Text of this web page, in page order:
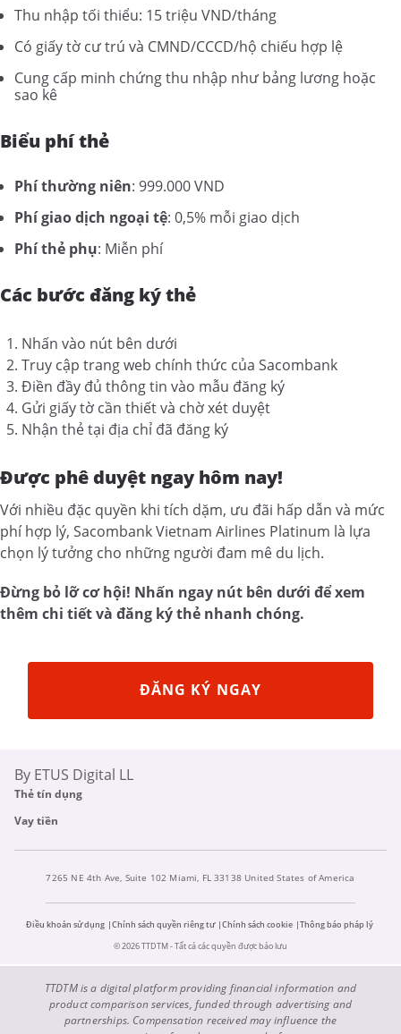
Thu nhập tối thiểu: 15 triệu VND/tháng
Có giấy tờ cư trú và CMND/CCCD/hộ chiếu hợp lệ
Cung cấp minh chứng thu nhập như bảng lương hoặc
sao kê
Biểu phí thẻ
Phí thường niên: 999.000 VND
Phí giao dịch ngoại tệ: 0,5% mỗi giao dịch
Phí thẻ phụ: Miễn phí
Các bước đăng ký thẻ
Nhấn vào nút bên dưới
Truy cập trang web chính thức của Sacombank
Điền đầy đủ thông tin vào mẫu đăng ký
Gửi giấy tờ cần thiết và chờ xét duyệt
Nhận thẻ tại địa chỉ đã đăng ký
Được phê duyệt ngay hôm nay!
Với nhiều đặc quyền khi tích dặm, ưu đãi hấp dẫn và mức
phí hợp lý, Sacombank Vietnam Airlines Platinum là lựa
chọn lý tưởng cho những người đam mê du lịch.
Đừng bỏ lỡ cơ hội! Nhấn ngay nút bên dưới để xem
thêm chi tiết và đăng ký thẻ nhanh chóng.
ĐĂNG KÝ NGAY
By ETUS Digital LL
Thẻ tín dụng
Vay tiền
7265 NE 4th Ave, Suite 102 Miami, FL 33138 United States of America
Điều khoản sử dụng Chính sách quyền riêng tư Chính sách cookie
Thông báo pháp lý
© 2026 TTDTM - Tất cả các quyền được bảo lưu
TTDTM is a digital platform providing financial information and
product comparison services, funded through advertising and
partnerships. Compensation received may influence the